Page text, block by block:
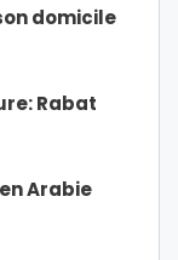
domicile
Rabat
Arabie